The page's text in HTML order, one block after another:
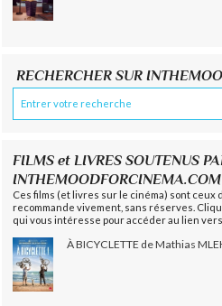
RECHERCHER SUR
FILMS et LIVRES SOUTENUS
Ces films (et livres sur le cinéma) sont ceux
recommande vivement, sans réserves.
qui vous intéresse pour accéder au lien
À BICYCLETTE de Mathias